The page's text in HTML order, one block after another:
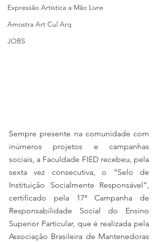
Expressão Artística a Mão Livre
Amostra Art Cul Arq
JOBS
Sempre presente na comunidade com
inúmeros projetos e campanhas
sociais, a Faculdade FIED recebeu, pela
sexta vez consecutiva, o “Selo de
Instituição Socialmente Responsável”,
certificado pela 17ª Campanha de
Responsabilidade Social do Ensino
Superior Particular, que é realizada pela
Associação Brasileira de Mantenedoras